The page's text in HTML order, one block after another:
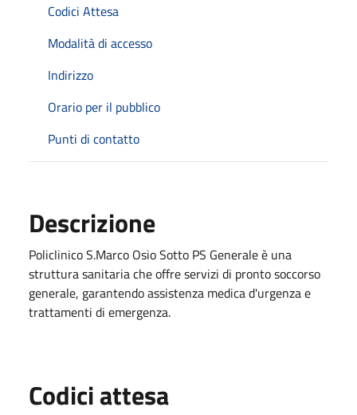
Codici Attesa
Modalità di accesso
Indirizzo
Orario per il pubblico
Punti di contatto
Descrizione
Policlinico S.Marco Osio Sotto PS Generale è una
struttura sanitaria che offre servizi di pronto soccorso
generale, garantendo assistenza medica d'urgenza e
trattamenti di emergenza.
Codici attesa